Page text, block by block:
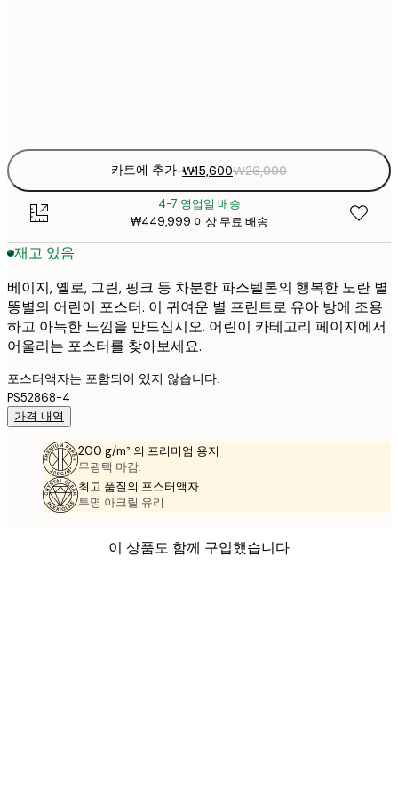
카트에 추가-₩15,600₩26,000
4-7 영업일 배송
₩449,999 이상 무료 배송
재고 있음
베이지, 옐로, 그린, 핑크 등 차분한 파스텔톤의 행복한 노란 별
똥별의 어린이 포스터. 이 귀여운 별 프린트로 유아 방에 조용
하고 아늑한 느낌을 만드십시오. 어린이 카테고리 페이지에서
어울리는 포스터를 찾아보세요.
포스터액자는 포함되어 있지 않습니다.
PS52868-4
가격 내역
200 g/m² 의 프리미엄 용지
무광택 마감.
최고 품질의 포스터액자
투명 아크릴 유리
이 상품도 함께 구입했습니다